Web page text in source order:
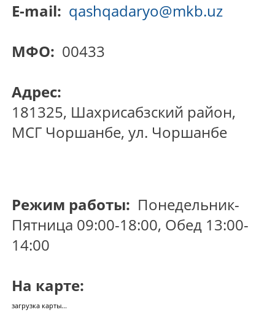
E-mail: qashqadaryo@mkb.uz
МФО: 00433
Адрес:
181325, Шахрисабзский район,
МСГ Чоршанбе, ул. Чоршанбе
Режим работы: Понедельник-
Пятница 09:00-18:00, Обед 13:00-
14:00
На карте:
загрузка карты...